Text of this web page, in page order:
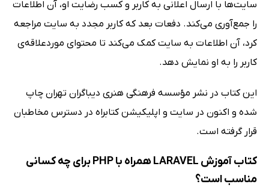
سایت‌ها با ارسال اعلانی به کاربر و کسب رضایت او، آن اطلاعات
را جمع‌آوری می‌کند. دفعات بعد که کاربر مجدد به سایت مراجعه
کرد، آن اطلاعات به سایت کمک می‌کند تا محتوای موردعلاقه‌ی
کاربر را به او نمایش دهد.
این کتاب در نشر مؤسسه فرهنگی هنری دیباگران تهران چاپ
شده و اکنون در سایت و اپلیکیشن کتابراه در دسترس مخاطبان
قرار گرفته است.
کتاب آموزش LARAVEL همراه با PHP برای چه کسانی
مناسب است؟